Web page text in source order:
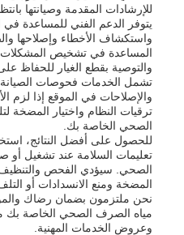
للإرشادات المقدمة وصيانتها
يتوفر الدعم الفني للمساعدة في
واستكشاف الأخطاء وإصلاحها
المساعدة في تشخيص المشكلات
والتوصية بقطع الغيار للحفاظ
تشمل الخدمات فحوصات الصيانة
والإصلاحات في الموقع إذا لزم
ترقيات النظام واختيار المضخة
الصحي الخاصة بك.
للحصول على أفضل النتائج،
تعليمات السلامة عند تشغيل
الصحي. سيؤدي الفحص والتنظيف
المضخة ومنع الانسدادات أو
نحن ملتزمون بضمان رضاك
مياه الصرف الصحي الخاصة بك
وعروض الخدمات المهنية.